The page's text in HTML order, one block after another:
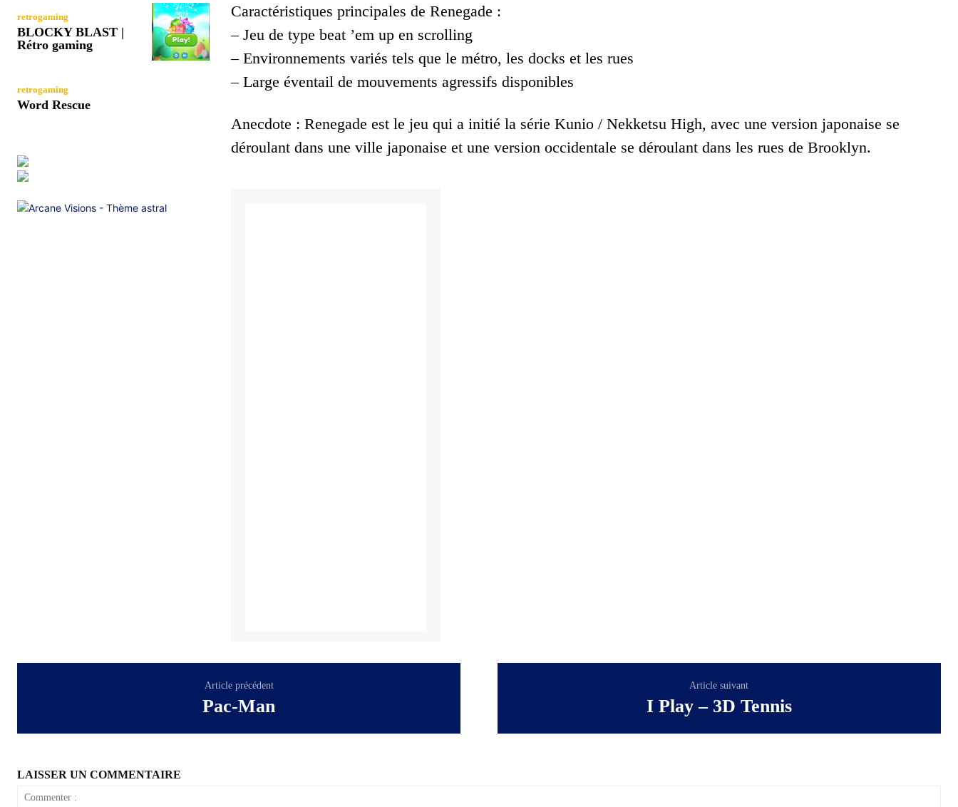
retrogaming
BLOCKY BLAST |
Rétro gaming
retrogaming
Word Rescue
Caractéristiques principales de Renegade :
– Jeu de type beat ’em up en scrolling
– Environnements variés tels que le métro, les docks et les rues
– Large éventail de mouvements agressifs disponibles
Anecdote : Renegade est le jeu qui a initié la série Kunio / Nekketsu High, avec une version japonaise se
déroulant dans une ville japonaise et une version occidentale se déroulant dans les rues de Brooklyn.
Article précédent
Pac-Man
Article suivant
I Play – 3D Tennis
LAISSER UN COMMENTAIRE